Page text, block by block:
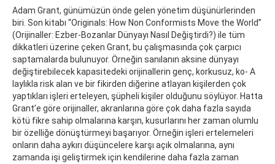
Adam Grant, günümüzün önde gelen yönetim düşünürlerinden
biri. Son kitabı “Originals: How Non Conformists Move the World”
(Orijinaller: Ezber-Bozanlar Dünyayı Nasıl Değiştirdi?) ile tüm
dikkatleri üzerine çeken Grant, bu çalışmasında çok çarpıcı
saptamalarda bulunuyor. Örneğin sanılanın aksine dünyayı
değiştirebilecek kapasitedeki orijinallerin genç, korkusuz, ko- A
laylıkla risk alan ve bir fikirden diğerine atlayan kişilerden çok
yaptıkları işleri erteleyen, şüpheli kişiler olduğunu söylüyor. Hatta
Grant’e göre orijinaller, akranlarına göre çok daha fazla sayıda
kötü fikre sahip olmalarına karşın, kusurlarını her zaman olumlu
bir özelliğe dönüştürmeyi başarıyor. Örneğin işleri ertelemeleri
onların daha aykırı düşüncelere karşı açık olmalarına, aynı
zamanda işi geliştirmek için kendilerine daha fazla zaman